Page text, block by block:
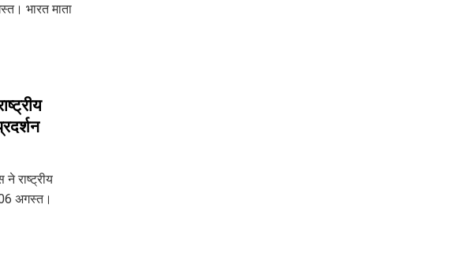
भारत माता
राष्ट्रीय
06 अगस्त।